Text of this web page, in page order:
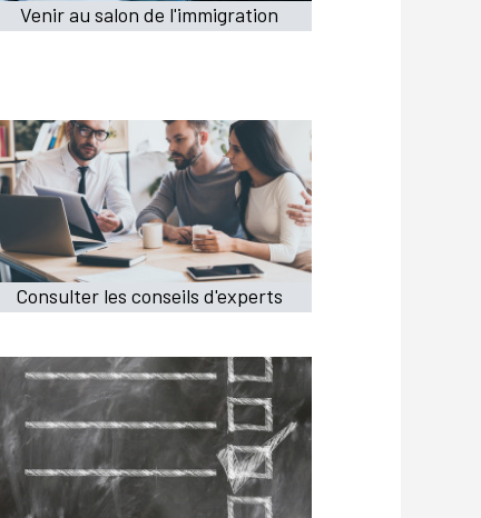
Venir au salon de l'immigration
Consulter les conseils d'experts